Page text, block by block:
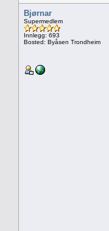
Bjørnar
Supermedlem
Innlegg: 693
Bosted: Byåsen Trondheim